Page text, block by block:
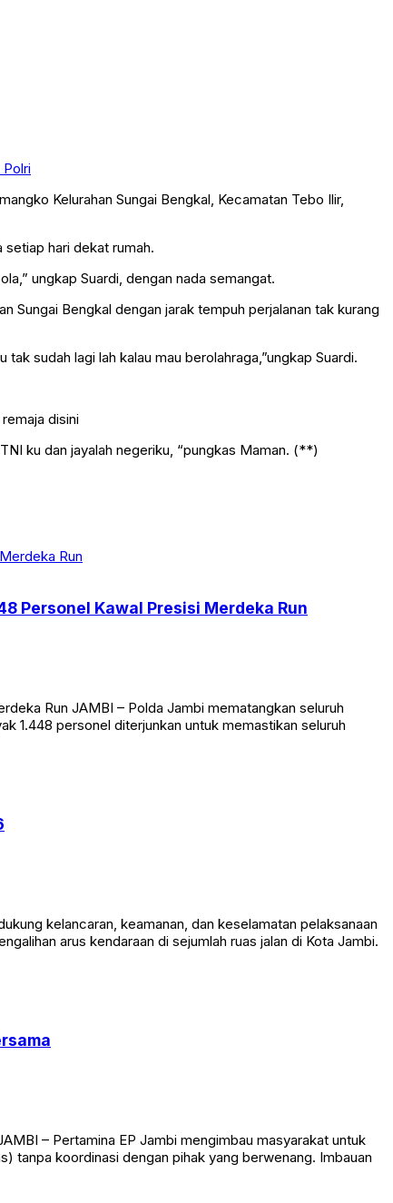
Kelurahan Sungai Bengkal, Kecamatan Tebo Ilir,
hari dekat rumah.
ungkap Suardi, dengan nada semangat.
Sungai Bengkal dengan jarak tempuh perjalanan tak kurang
sudah lagi lah kalau mau berolahraga,”ungkap Suardi.
disini
ku dan jayalah negeriku, “pungkas Maman. (**)
Personel Kawal Presisi Merdeka Run
Run JAMBI – Polda Jambi mematangkan seluruh
1.448 personel diterjunkan untuk memastikan seluruh
kelancaran, keamanan, dan keselamatan pelaksanaan
arus kendaraan di sejumlah ruas jalan di Kota Jambi.
– Pertamina EP Jambi mengimbau masyarakat untuk
tanpa koordinasi dengan pihak yang berwenang. Imbauan